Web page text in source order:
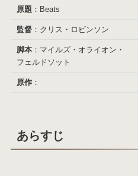
原題 ：Beats
監督：クリス・ロビンソン
脚本：マイルズ・オライオン・
フェルドソット
原作：
あらすじ